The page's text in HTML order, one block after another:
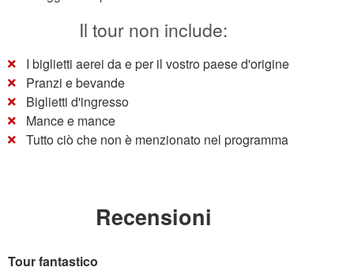
Il tour non include:
I biglietti aerei da e per il vostro paese d'origine
Pranzi e bevande
Biglietti d'ingresso
Mance e mance
Tutto ciò che non è menzionato nel programma
Recensioni
Tour fantastico